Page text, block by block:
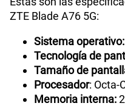
ZTE Blade A76 5G:
Sistema operativo:
Tecnología de
Tamaño de
Procesador: Octa-
Memoria interna: